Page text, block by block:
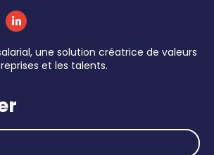
une solution créatrice de valeurs
et les talents.